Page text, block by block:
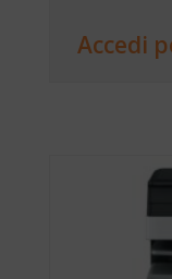
Accedi